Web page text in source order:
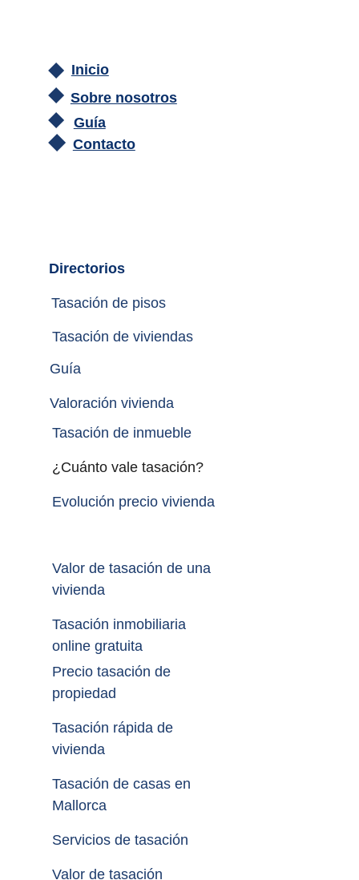
Inicio
Guía
Contacto
Sobre nosotros
Directorios
Tasación de pisos
Tasación de viviendas
Guía
Valoración vivienda
Tasación de inmueble
Valor de tasación de una
vivienda
Tasación inmobiliaria
online gratuita
Precio tasación de
propiedad
Tasación rápida de
vivienda
Tasación de casas en
Mallorca
Servicios de tasación
Valor de tasación
¿Cuánto vale tasación?
Evolución precio vivienda